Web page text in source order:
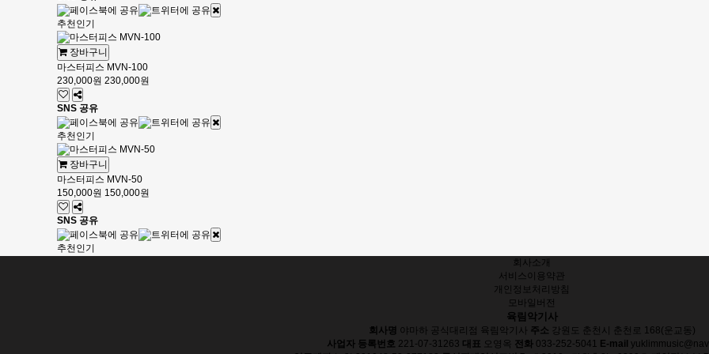
추천인기
장바구니
마스터피스 MVN-100
230,000원 230,000원
SNS 공유
추천인기
장바구니
마스터피스 MVN-50
150,000원 150,000원
SNS 공유
추천인기
회사소개
서비스이용약관
개인정보처리방침
모바일버전
육림악기사
회사명 야마하 공식대리점 육림악기사 주소 강원도 춘천시 춘천로 168(운교동)
사업자 등록번호 221-07-31263 대표 오영옥 전화033-252-5041 E-mail